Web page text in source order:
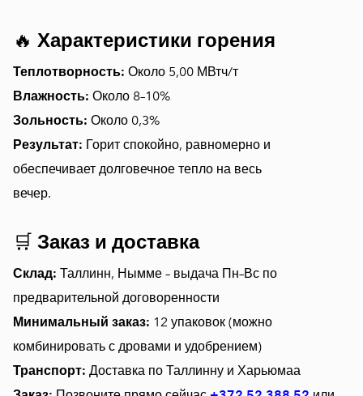
🔥 Характеристики горения
Теплотворность: Около 5,00 МВтч/т
Влажность: Около 8–10%
Зольность: Около 0,3%
Результат: Горит спокойно, равномерно и
обеспечивает долговечное тепло на весь
вечер.
🛒 Заказ и доставка
Склад: Таллинн, Нымме – выдача Пн–Вс по
предварительной договоренности
Минимальный заказ: 12 упаковок (можно
комбинировать с дровами и удобрением)
Транспорт: Доставка по Таллинну и Харьюмаа